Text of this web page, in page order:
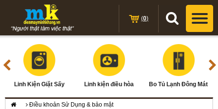
(0)
Linh Kiện Giặt Sấy Linh kiện điều hòa Bo Tủ Lạnh Đông Mát
Điều khoản Sử Dụng & bảo mật